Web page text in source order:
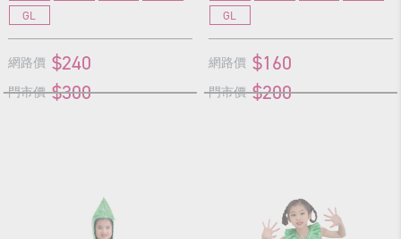
GL
網路價 $240
門市價 $300
GL
網路價 $160
門市價 $200